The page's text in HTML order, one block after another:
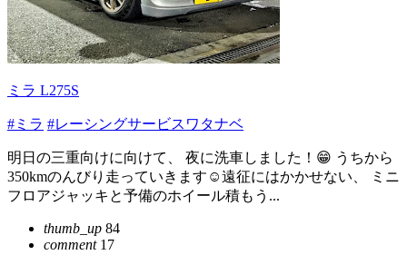
ミラ L275S
#ミラ #レーシングサービスワタナベ
明日の三重向けに向けて、 夜に洗車しました！😁 うちから
350kmのんびり走っていきます☺️遠征にはかかせない、 ミニ
フロアジャッキと予備のホイール積もう...
thumb_up 84
comment17